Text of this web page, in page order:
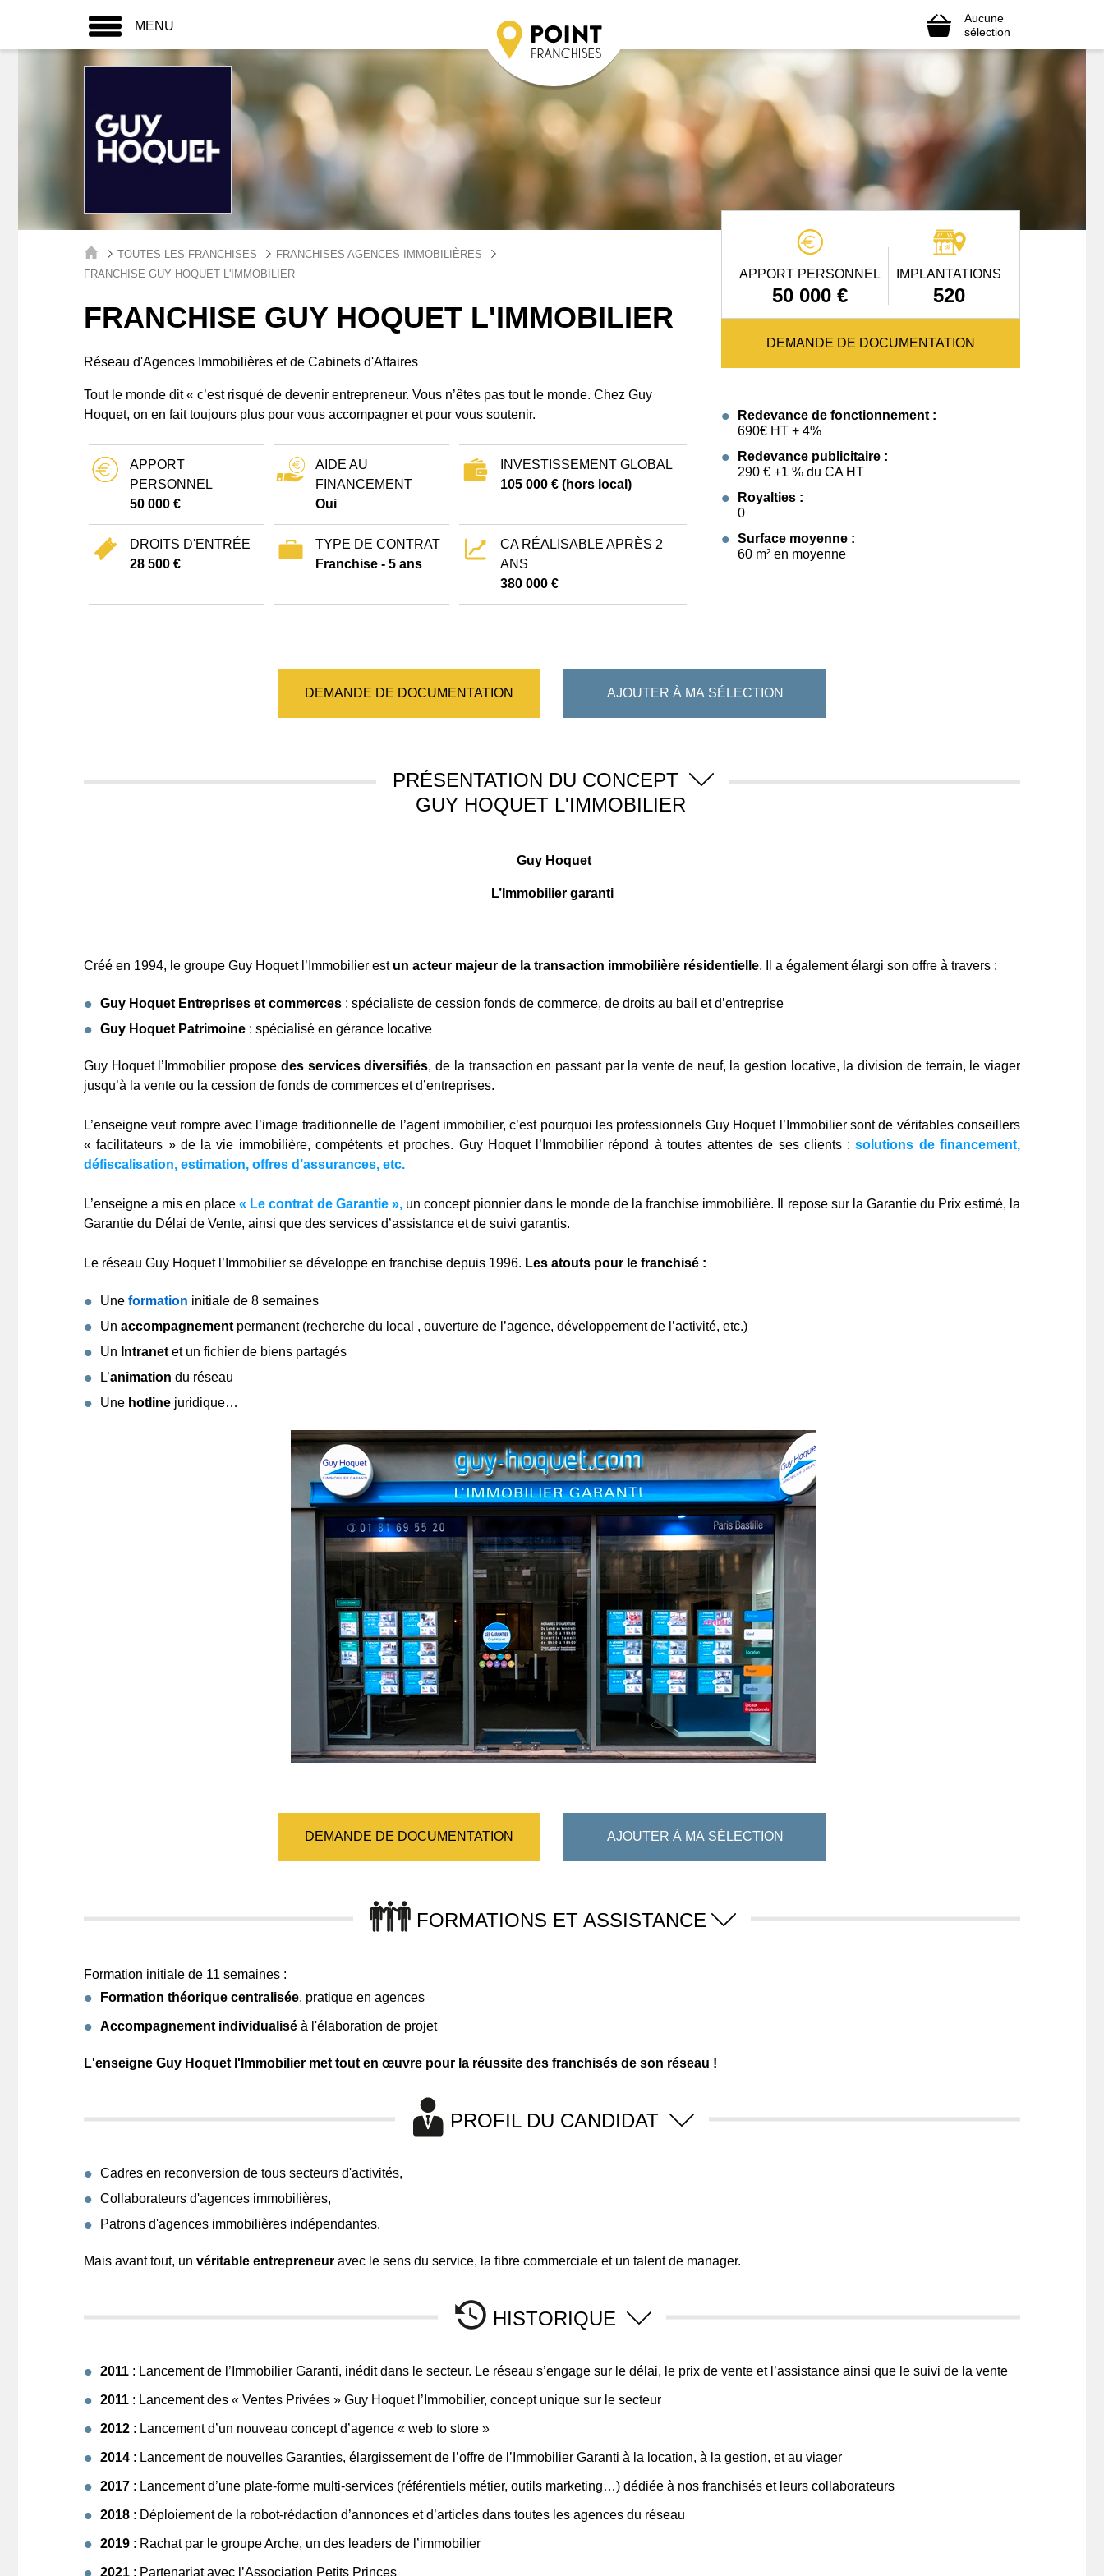
MENU
Aucune
sélection
TOUTES LES FRANCHISES
FRANCHISES AGENCES IMMOBILIÈRES
FRANCHISE GUY HOQUET L'IMMOBILIER
FRANCHISE GUY HOQUET L'IMMOBILIER
Réseau d'Agences Immobilières et de Cabinets d'Affaires
Tout le monde dit « c’est risqué de devenir entrepreneur. Vous n’êtes pas tout le monde. Chez Guy
Hoquet, on en fait toujours plus pour vous accompagner et pour vous soutenir.
APPORT
PERSONNEL
50 000 €
AIDE AU
FINANCEMENT
Oui
INVESTISSEMENT GLOBAL
105 000 € (hors local)
DROITS D'ENTRÉE
28 500 €
TYPE DE CONTRAT
Franchise - 5 ans
CA RÉALISABLE APRÈS 2
ANS
380 000 €
APPORT PERSONNEL
50 000 €
IMPLANTATIONS
520
DEMANDE DE DOCUMENTATION
Redevance de fonctionnement :
690€ HT + 4%
Redevance publicitaire :
290 € +1 % du CA HT
Royalties :
0
Surface moyenne :
60 m² en moyenne
DEMANDE DE DOCUMENTATION AJOUTER À MA SÉLECTION
PRÉSENTATION DU CONCEPT
GUY HOQUET L'IMMOBILIER
Guy Hoquet
L’Immobilier garanti
Créé en 1994, le groupe Guy Hoquet l’Immobilier est un acteur majeur de la transaction immobilière résidentielle. Il a également élargi son offre à travers :
Guy Hoquet Entreprises et commerces : spécialiste de cession fonds de commerce, de droits au bail et d’entreprise
Guy Hoquet Patrimoine : spécialisé en gérance locative
Guy Hoquet l’Immobilier propose des services diversifiés, de la transaction en passant par la vente de neuf, la gestion locative, la division de terrain, le viager
jusqu’à la vente ou la cession de fonds de commerces et d’entreprises.
L’enseigne veut rompre avec l’image traditionnelle de l’agent immobilier, c’est pourquoi les professionnels Guy Hoquet l’Immobilier sont de véritables conseillers
« facilitateurs » de la vie immobilière, compétents et proches. Guy Hoquet l’Immobilier répond à toutes attentes de ses clients :solutions de financement,
défiscalisation, estimation, offres d’assurances, etc.
L’enseigne a mis en place« Le contrat de Garantie »,un concept pionnier dans le monde de la franchise immobilière. Il repose sur la Garantie du Prix estimé, la
Garantie du Délai de Vente, ainsi que des services d’assistance et de suivi garantis.
Le réseau Guy Hoquet l’Immobilier se développe en franchise depuis 1996. Les atouts pour le franchisé :
Une formation initiale de 8 semaines
Un accompagnement permanent (recherche du local , ouverture de l’agence, développement de l’activité, etc.)
Un Intranet et un fichier de biens partagés
L’animation du réseau
Une hotline juridique…
DEMANDE DE DOCUMENTATION AJOUTER À MA SÉLECTION
FORMATIONS ET ASSISTANCE
Formation initiale de 11 semaines :
Formation théorique centralisée, pratique en agences
Accompagnement individualisé à l'élaboration de projet
L'enseigne Guy Hoquet l'Immobilier met tout en œuvre pour la réussite des franchisés de son réseau !
PROFIL DU CANDIDAT
Cadres en reconversion de tous secteurs d'activités,
Collaborateurs d'agences immobilières,
Patrons d'agences immobilières indépendantes.
Mais avant tout, un véritable entrepreneur avec le sens du service, la fibre commerciale et un talent de manager.
HISTORIQUE
2011 : Lancement de l’Immobilier Garanti, inédit dans le secteur. Le réseau s’engage sur le délai, le prix de vente et l’assistance ainsi que le suivi de la vente
2011 : Lancement des « Ventes Privées » Guy Hoquet l’Immobilier, concept unique sur le secteur
2012 : Lancement d’un nouveau concept d’agence « web to store »
2014 : Lancement de nouvelles Garanties, élargissement de l’offre de l’Immobilier Garanti à la location, à la gestion, et au viager
2017 : Lancement d’une plate-forme multi-services (référentiels métier, outils marketing…) dédiée à nos franchisés et leurs collaborateurs
2018 : Déploiement de la robot-rédaction d’annonces et d’articles dans toutes les agences du réseau
2019 : Rachat par le groupe Arche, un des leaders de l’immobilier
2021 : Partenariat avec l’Association Petits Princes